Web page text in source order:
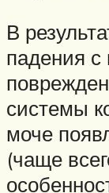
В
падения
системы
моче
(чаще